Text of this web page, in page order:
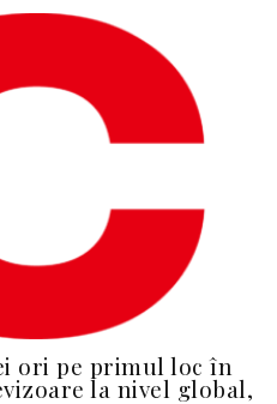
ori pe primul loc în
la nivel global,